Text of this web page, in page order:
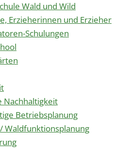
Wald und Wild
Erzieherinnen und Erzieher
Schulungen
Nachhaltigkeit
Betriebsplanung
Waldfunktionsplanung